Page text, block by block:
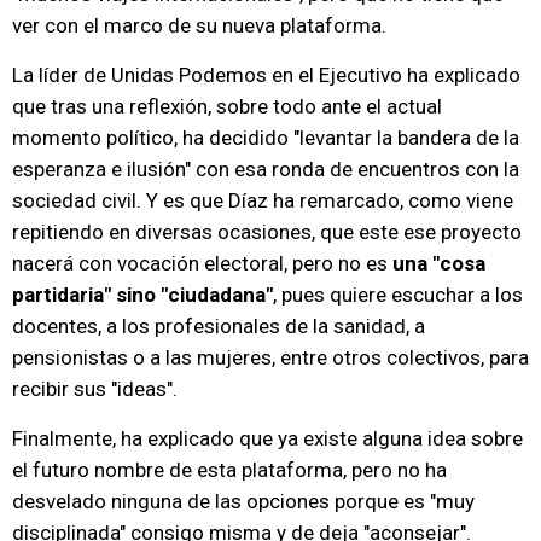
ver con el marco de su nueva plataforma.
La líder de Unidas Podemos en el Ejecutivo ha explicado
que tras una reflexión, sobre todo ante el actual
momento político, ha decidido "levantar la bandera de la
esperanza e ilusión" con esa ronda de encuentros con la
sociedad civil. Y es que Díaz ha remarcado, como viene
repitiendo en diversas ocasiones, que este ese proyecto
nacerá con vocación electoral, pero no es una "cosa
partidaria" sino "ciudadana", pues quiere escuchar a los
docentes, a los profesionales de la sanidad, a
pensionistas o a las mujeres, entre otros colectivos, para
recibir sus "ideas".
Finalmente, ha explicado que ya existe alguna idea sobre
el futuro nombre de esta plataforma, pero no ha
desvelado ninguna de las opciones porque es "muy
disciplinada" consigo misma y de deja "aconsejar".